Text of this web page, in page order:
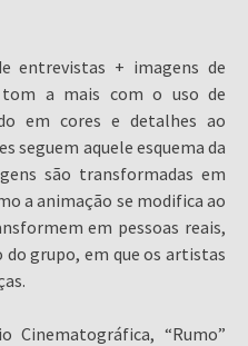
entrevistas + imagens de
a mais com o uso de
em cores e detalhes ao
seguem aquele esquema da
são transformadas em
a animação se modifica ao
em pessoas reais,
grupo, em que os artistas
Cinematográfica, “Rumo”